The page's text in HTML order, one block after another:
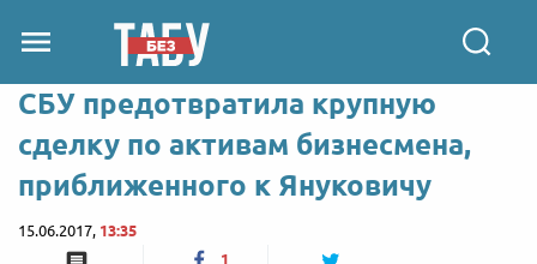
СБУ предотвратила крупную
сделку по активам бизнесмена,
приближенного к Януковичу
15.06.2017, 13:35
1